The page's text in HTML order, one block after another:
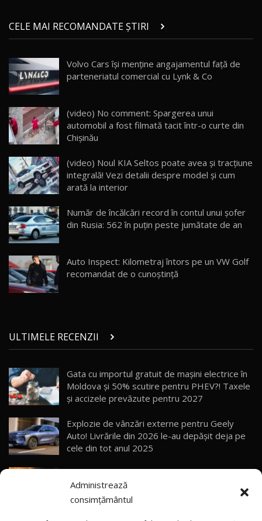
Administrează
consimțământul
21
Micul BYD Dolphin Surf / Test Drive
AutoBlog.MD
16:59
22
Noua Mazda 6e / Test Drive AutoBlog.MD
26:59
23
Lynk & Co 01 / Test Drive AutoBlog.MD
25:19
24
ZEEKR 009: Cel mai Performant și Confortabil
Van Electric Testat în Moldova / AutoBlog.MD
26:38
25
mai Exclusiv și Puternic Defender Testat în
Moldova
32:21
26
AutoBlog.MD
10:57
28
Noul Geely Monjaro 2025! Mai ieftin și mai
dotat / Test Drive AutoBlog.MD
29
ZEEKR 9X - PRIMUL TEST DRIVE ÎN ROMÂNĂ!
CUM SE CONDUCE?
33:40
30
Primele impresii despre BYD Seal U DM-i,
Sealion 7 și Seal 5 DM-i / Test Drive
AutoBlog.MD
10:58
AutoBlog.MD
13:56
CELE MAI RECOMANDATE ȘTIRI
Volvo Cars își menține angajamentul față de
parteneriatul comercial cu Lynk & Co
(video) No comment: Spargerea unui
automobil a fost filmată tacit într-o curte din
Chișinău
(video) Noul KIA Seltos poate avea şi tracţiune
integrală! Vezi detalii despre model şi cum
arată la interior
Număr de încălcări record în contul unui şofer
din Rusia: 562 în puţin peste jumătate de an
Auto Inspect: Kilometraj întors pe un VW Golf
recomandat de o cunoștință
ULTIMELE RECENZII
Gata cu importul gratuit de mașini electrice în
Moldova și 50% scutire pentru PHEV?! Taxele
și accizele prevăzute pentru 2027
Explozie de vânzări externe pentru Geely
Auto! Livrările din 2026 le-au depășit deja pe
cele din tot anul 2025
Vremea se schimbă brusc: Canicula aduce
instabilitate atmosferică în nordul și centrul
țării